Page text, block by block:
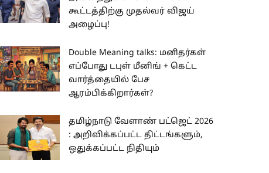
கூட்டத்திற்கு முதல்வர் விஜய்
அழைப்பு!
Double Meaning talks: மனிதர்கள்
எப்போது டபுள் மீனிங் + கெட்ட
வார்த்தையில் பேச
ஆரம்பிக்கிறார்கள்?
தமிழ்நாடு வேளாண் பட்ஜெட் 2026
: அறிவிக்கப்பட்ட திட்டங்களும்,
ஒதுக்கப்பட்ட நிதியும்